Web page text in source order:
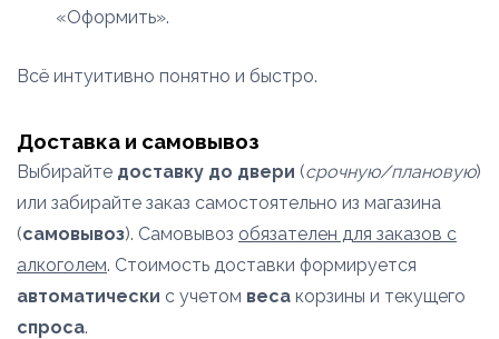
«Оформить».
Всё интуитивно понятно и быстро.
Доставка и самовывоз
Выбирайте доставку до двери (срочную/плановую)
или забирайте заказ самостоятельно из магазина
(самовывоз). Самовывоз обязателен для заказов с
алкоголем. Стоимость доставки формируется
автоматически с учетом веса корзины и текущего
спроса.